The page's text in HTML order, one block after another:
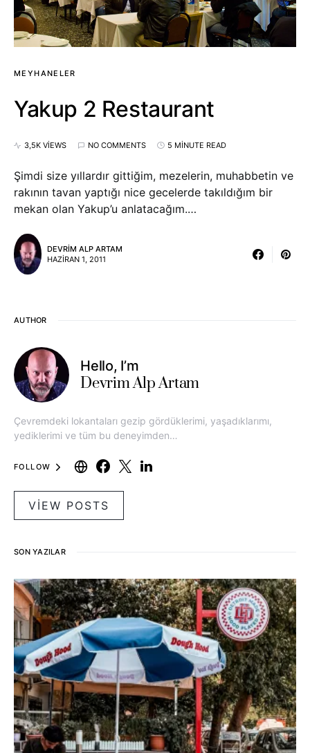
MEYHANELER
Yakup 2 Restaurant
3,5K VIEWS NO COMMENTS 5 MINUTE READ
Şimdi size yıllardır gittiğim, mezelerin, muhabbetin ve
rakının tavan yaptığı nice gecelerde takıldığım bir
mekan olan Yakup’u anlatacağım.…
DEVRIM ALP ARTAM
HAZIRAN 1, 2011
AUTHOR
Hello, I’m
Devrim Alp Artam
Çevremdeki lokantaları gezip gördüklerimi, yaşadıklarımı,
yediklerimi ve tüm bu deneyimden…
FOLLOW
VIEW POSTS
SON YAZILAR